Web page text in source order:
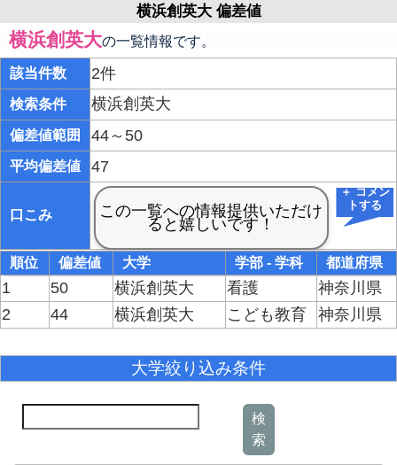
横浜創英大 偏差値
横浜創英大の一覧情報です。
該当件数 2件
検索条件 横浜創英大
偏差値範囲 44～50
平均偏差値 47
口こみ
＋ コメン
トする
順位 偏差値 大学 学部 - 学科 都道府県
1 50 横浜創英大 看護
神奈川県
2
44 横浜創英大 こども教育 神奈川県
大学絞り込み条件
検
索